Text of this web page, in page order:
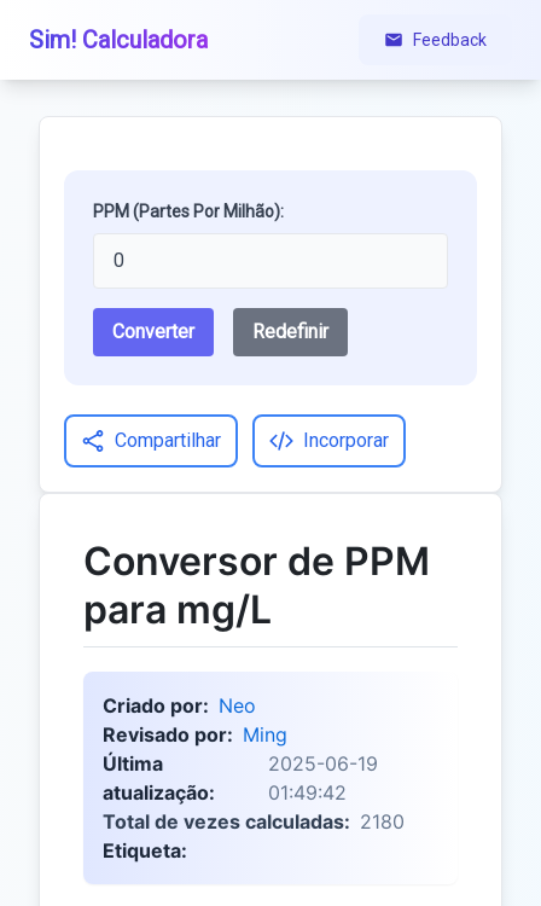
Sim! Calculadora Feedback
PPM (Partes Por Milhão):
Converter Redefinir
Compartilhar Incorporar
Conversor de PPM
para mg/L
Criado por: Neo
Revisado por: Ming
Última
atualização:
2025-06-19
01:49:42
Total de vezes calculadas: 2180
Etiqueta: